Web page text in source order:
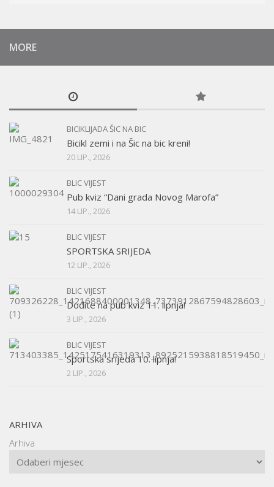
MORE
BICIKLIJADA ŠIC NA BIC
Bicikl zemi i na Šic na bic kreni!
20 LIP., 2026
BLIC VIJEST
Pub kviz “Dani grada Novog Marofa”
14 LIP., 2026
BLIC VIJEST
SPORTSKA SRIJEDA
12 LIP., 2026
BLIC VIJEST
Dođite na pub kviz 11. lipnja!
3 LIP., 2026
BLIC VIJEST
Sportska srijeda 10. lipnja!
2 LIP., 2026
ARHIVA
Arhiva